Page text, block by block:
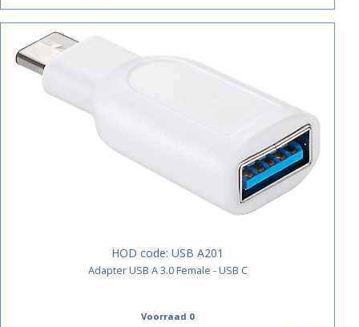
HOD code: USB A201
Adapter USB A 3.0 Female - USB C
Voorraad 0